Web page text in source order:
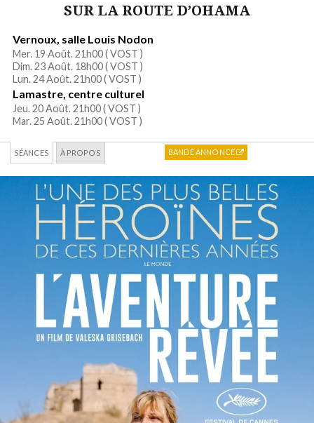
SUR LA ROUTE D’OHAMA
Vernoux, salle Louis Nodon
Mer. 19 Août. 21h00 (VOST )
Dim. 23 Août. 18h00 (VOST )
Lun. 24 Août. 21h00 (VOST )
Lamastre, centre culturel
Jeu. 20 Août. 21h00 (VOST )
Mar. 25 Août. 21h00 (VOST )
SÉANCES À PROPOS BANDE ANNONCE